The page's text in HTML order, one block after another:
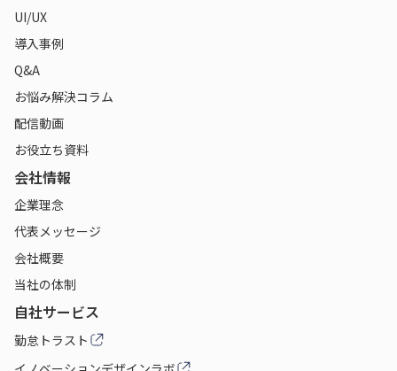
UI/UX
導入事例
Q&A
お悩み解決コラム
配信動画
お役立ち資料
会社情報
企業理念
代表メッセージ
会社概要
当社の体制
自社サービス
勤怠トラスト